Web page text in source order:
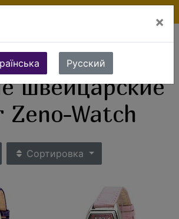
Часы
Женские часы
часы от Zeno-Watch
швейцарские
Zeno-Watch
Сортировка
×
Русский